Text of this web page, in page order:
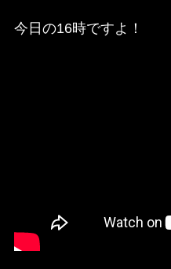
今日の16時ですよ！